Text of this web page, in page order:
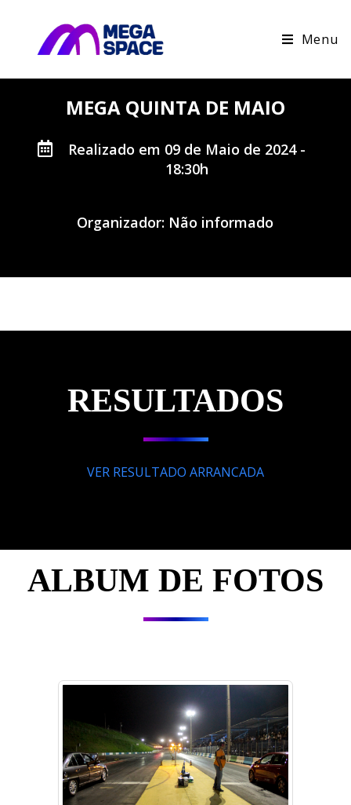
Menu
MEGA QUINTA DE MAIO
Realizado em 09 de Maio de 2024 -
18:30h
Organizador: Não informado
RESULTADOS
VER RESULTADO ARRANCADA
ALBUM DE FOTOS